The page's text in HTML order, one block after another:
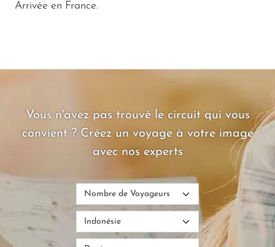
Arrivée en France.
Vous n'avez pas trouvé le circuit qui vous
convient ? Créez un voyage à votre image
avec nos experts